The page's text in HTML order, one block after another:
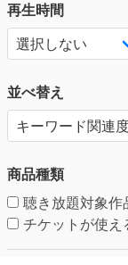
再生時間
並べ替え
商品種類
聴き放題対象作
チケットが使え